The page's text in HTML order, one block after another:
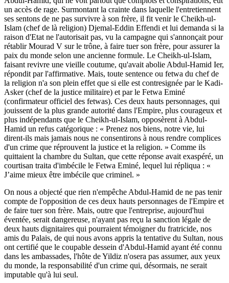
un accès de rage. Surmontant la crainte dans laquelle l'entretiennent
ses sentons de ne pas survivre à son frère, il fit venir le Cheikh-ul-
Islam (chef de là religion) Djemal-Eddin Effendi et lui demanda si la
raison d'Etat ne l'autorisait pas, vu la campagne qui s'annonçait pour
rétablir Mourad V sur le trône, à faire tuer son frère, pour assurer la
paix du monde selon une ancienne formule. Le Cheikh-ul-Islam,
faisant revivre une vieille coutume, qu'avait abolie Abdul-Hamid Ier,
répondit par l'affirmative. Mais, toute sentence ou fetwa du chef de
la religion n'a son plein effet que si elle est contresignée par le Kadi-
Asker (chef de la justice militaire) et par le Fetwa Eminé
(confirmateur officiel des fetwas). Ces deux hauts personnages, qui
jouissent de la plus grande autorité dans l'Empire, plus courageux et
plus indépendants que le Cheikh-ul-Islam, opposèrent à Abdul-
Hamid un refus catégorique : « Prenez nos biens, notre vie, lui
dirent-ils mais jamais nous ne consentirons à nous rendre complices
d'un crime que réprouvent la justice et la religion. » Comme ils
quittaient la chambre du Sultan, que cette réponse avait exaspéré, un
courtisan traita d'imbécile le Fetwa Eminé, lequel lui répliqua : «
J’aime mieux être imbécile que criminel. »
On nous a objecté que rien n'empêche Abdul-Hamid de ne pas tenir
compte de l'opposition de ces deux hauts personnages de l'Empire et
de faire tuer son frère. Mais, outre que l'entreprise, aujourd'hui
éventée, serait dangereuse, n'ayant pas reçu la sanction légale de
deux hauts dignitaires qui pourraient témoigner du fratricide, nos
amis du Palais, de qui nous avons appris la tentative du Sultan, nous
ont certifié que le coupable dessein d'Abdul-Hamid ayant été connu
dans les ambassades, l'hôte de Yildiz n'osera pas assumer, aux yeux
du monde, la responsabilité d'un crime qui, désormais, ne serait
imputable qu'à lui seul.